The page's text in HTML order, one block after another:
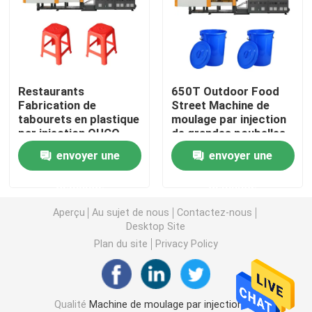
Machine hydraulique de moulage par injection
machine à grande vitesse de moulage par injection
Machine de moulage par injection de moteur servo
Machine de moulage par injection d'ANIMAL FAMILIER
Machine de moulage par injection de PVC
Mini Injection Molding Machine
Restaurants
Fabrication de
tabourets en plastique
par injection OUCO
880T
envoyer une
650T Outdoor Food
Street Machine de
moulage par injection
de grandes poubelles
en plastique
envoyer une
Aperçu Au sujet de nous
Contactez-nous
Desktop Site
Plan du site
Privacy Policy
Qualité Machine de moulage par injection de